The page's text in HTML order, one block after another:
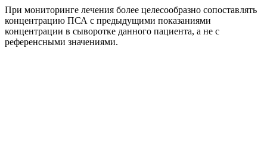
При мониторинге лечения более целесообразно сопоставлять
концентрацию ПСА с предыдущими показаниями
концентрации в сыворотке данного пациента, а не с
референсными значениями.